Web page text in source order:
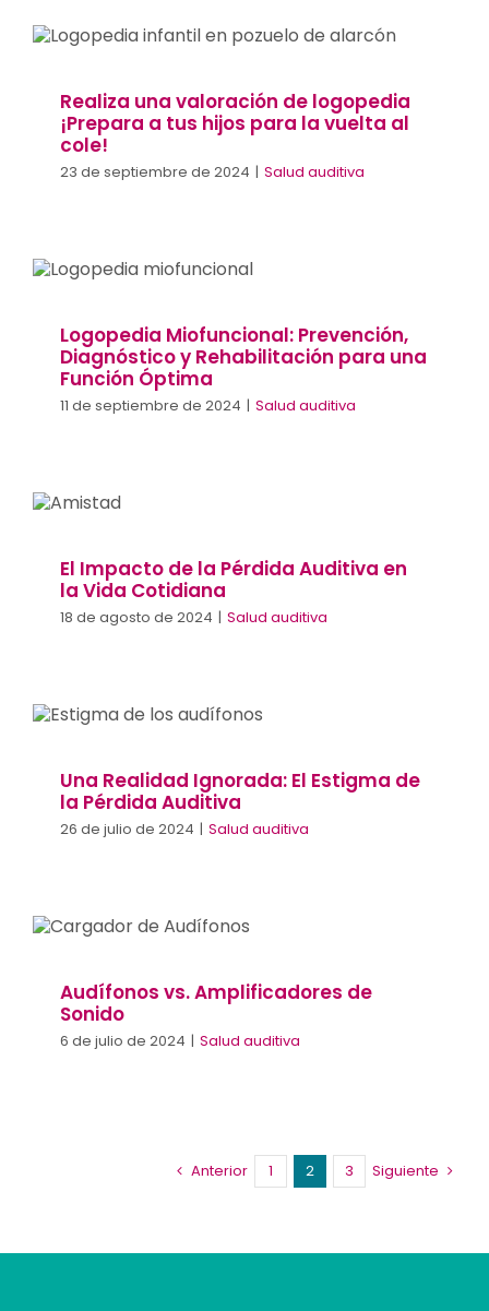
¡Prepara a tus hijos para la vuelta al
cole!
Realiza una valoración de logopedia
¡Prepara a tus hijos para la vuelta al
cole!
23 de septiembre de 2024 | Salud auditiva
Diagnóstico y Rehabilitación para una
Función Óptima
Logopedia Miofuncional: Prevención,
Diagnóstico y Rehabilitación para una
Función Óptima
11 de septiembre de 2024 | Salud auditiva
El Impacto de la Pérdida Auditiva en
la Vida Cotidiana
18 de agosto de 2024 | Salud auditiva
Pérdida Auditiva
Una Realidad Ignorada: El Estigma de
la Pérdida Auditiva
26 de julio de 2024 | Salud auditiva
Audífonos vs. Amplificadores de Sonido
Audífonos vs. Amplificadores de
Sonido
6 de julio de 2024 | Salud auditiva
Anterior 1 2 3 Siguiente